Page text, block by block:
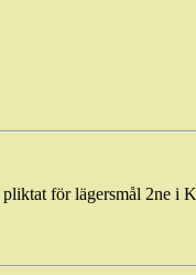
för lägersmål 2ne i